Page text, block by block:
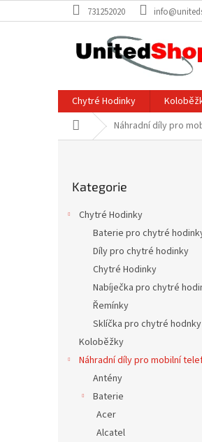
na
731252020
Chytré Hodinky
Domů Náhradní díly pro
kategorie
Kategorie
Chytré Hodinky
Baterie pro chytré
Díly pro chytré hodinky
Chytré Hodinky
Nabíječka pro chytré
Řemínky
Sklíčka pro chytré hodnky
Koloběžky
Náhradní díly pro mobilní
Antény
Baterie
Acer
Alcatel